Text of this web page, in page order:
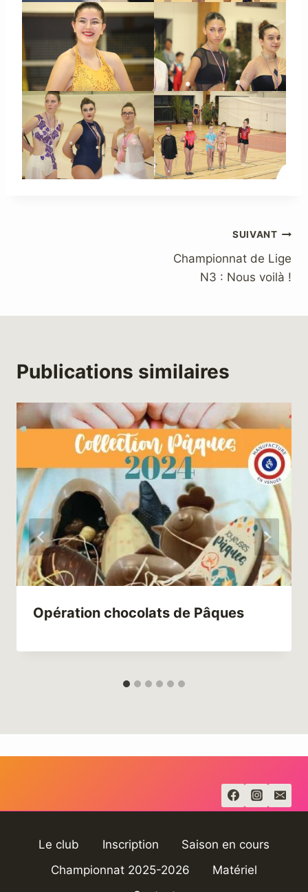
SUIVANT
Championnat de Lige
N3 : Nous voilà !
Publications similaires
Opération chocolats de Pâques
Le club Inscription
Saison en cours
Championnat 2025-2026
Matériel